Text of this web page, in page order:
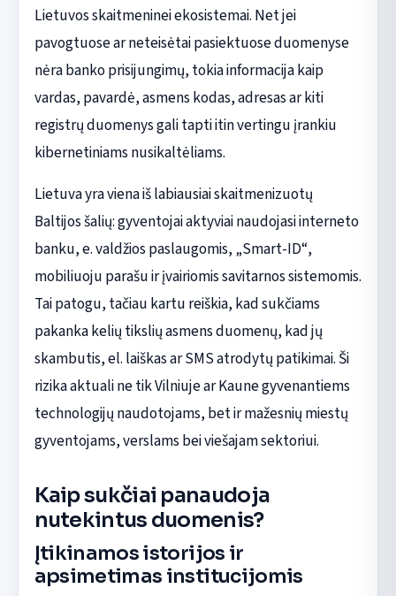
Lietuvos skaitmeninei ekosistemai. Net jei
pavogtuose ar neteisėtai pasiektuose duomenyse
nėra banko prisijungimų, tokia informacija kaip
vardas, pavardė, asmens kodas, adresas ar kiti
registrų duomenys gali tapti itin vertingu įrankiu
kibernetiniams nusikaltėliams.
Lietuva yra viena iš labiausiai skaitmenizuotų
Baltijos šalių: gyventojai aktyviai naudojasi interneto
banku, e. valdžios paslaugomis, „Smart-ID“,
mobiliuoju parašu ir įvairiomis savitarnos sistemomis.
Tai patogu, tačiau kartu reiškia, kad sukčiams
pakanka kelių tikslių asmens duomenų, kad jų
skambutis, el. laiškas ar SMS atrodytų patikimai. Ši
rizika aktuali ne tik Vilniuje ar Kaune gyvenantiems
technologijų naudotojams, bet ir mažesnių miestų
gyventojams, verslams bei viešajam sektoriui.
Kaip sukčiai panaudoja
nutekintus duomenis?
Įtikinamos istorijos ir
apsimetimas institucijomis